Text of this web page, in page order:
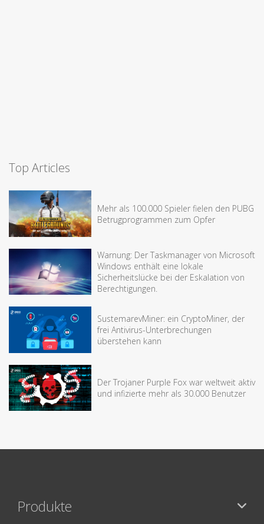
Top Articles
Mehr als 100.000 Spieler fielen den PUBG
Betrugprogrammen zum Opfer
Warnung: Der Taskmanager von Microsoft
Windows enthält eine lokale
Sicherheitslücke bei der Eskalation von
Berechtigungen.
SustemarevMiner: ein CryptoMiner, der
frei Antivirus-Unterbrechungen
überstehen kann
Der Trojaner Purple Fox war weltweit aktiv
und infizierte mehr als 30.000 Benutzer
Produkte